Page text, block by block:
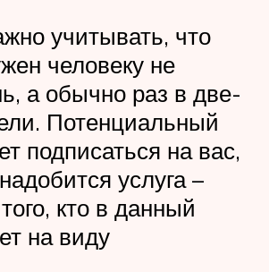
учитывать, что
человеку не
а обычно раз в две-
Потенциальный
подписаться на вас,
услуга –
кто в данный
на виду